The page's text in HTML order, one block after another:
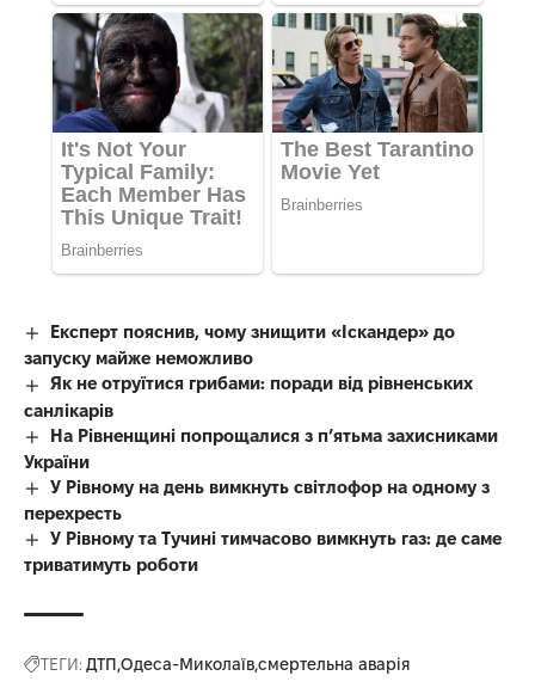
Експерт пояснив, чому знищити «Іскандер» до
запуску майже неможливо
Як не отруїтися грибами: поради від рівненських
санлікарів
На Рівненщині попрощалися з п’ятьма захисниками
України
У Рівному на день вимкнуть світлофор на одному з
перехресть
У Рівному та Тучині тимчасово вимкнуть газ: де саме
триватимуть роботи
ТЕГИ: ДТП Одеса-Миколаївсмертельна аварія